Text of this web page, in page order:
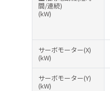
間/連続)
(kW)
サーボモーター(X)
(kW)
サーボモーター(Y)
(kW)